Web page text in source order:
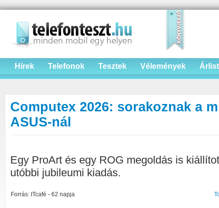
Hírek Telefonok Tesztek Vélemények
Computex 2026: sorakoznak a
ASUS-nál
Egy ProArt és egy ROG megoldás is
utóbbi jubileumi kiadás.
Forrás: ITcafé - 62 napja